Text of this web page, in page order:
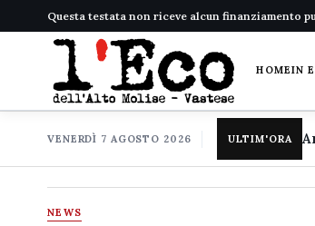
Questa testata non riceve alcun finanziamento
HOMEIN
VENERDÌ 7 AGOSTO 2026 ULTIM'ORA
NEWS